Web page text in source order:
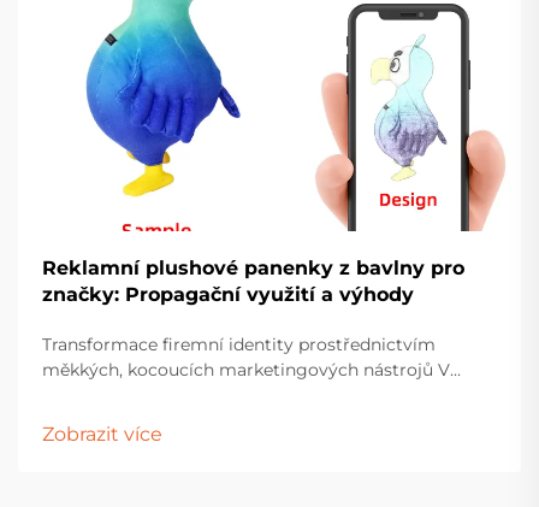
Reklamní plushové panenky z bavlny pro
značky: Propagační využití a výhody
Transformace firemní identity prostřednictvím
měkkých, kocoucích marketingových nástrojů V
se svou veřejností na více osobní a emocionální
Zobrazit více